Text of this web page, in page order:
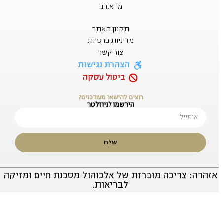
מי אנחנו
תקנון האתר
מדיניות פרטיות
צור קשר
הצהרת נגישות
ביטול עסקה
רוצים להישאר מעודכנים?
הירשמו לניוזלטר
שלח
אזהרה: צריכה מופרזת של אלכוהול מסכנת חיים ומזיקה
לבריאות.